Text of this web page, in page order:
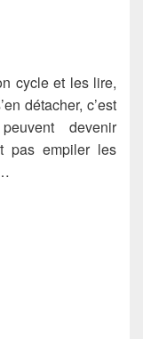
cycle et les lire,
détacher, c’est
devenir
pas empiler les